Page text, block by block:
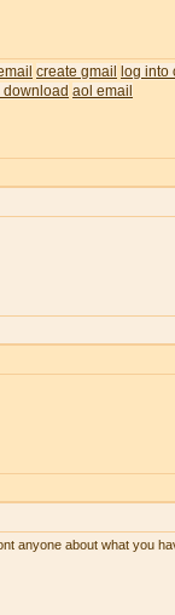
create gmail log into
aol email
anyone about what you